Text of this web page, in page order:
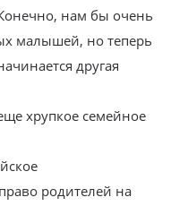
нам бы очень
малышей, но теперь
другая
хрупкое семейное
родителей на